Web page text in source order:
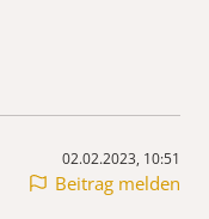
02.02.2023, 10:51
Beitrag melden